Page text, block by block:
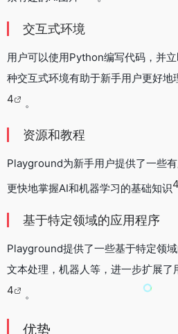
交互式环境
用户可以使用Python编写代码，并
种交互式环境有助于新手用户更好地
4
。
资源和教程
Playground为新手用户提供了一些
更快地掌握AI和机器学习的基础知识4
基于特定领域的应用程序
Playground提供了一些基于特定领
文本处理，机器人等，进一步扩展了
4
。
优势